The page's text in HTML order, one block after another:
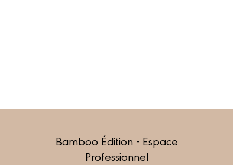
Bamboo Édition - Espace
Professionnel